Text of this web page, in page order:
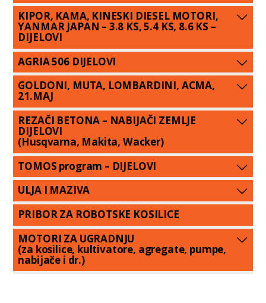
KIPOR, KAMA, KINESKI DIESEL MOTORI,
YANMAR JAPAN – 3.8 KS, 5.4 KS, 8.6 KS –
DIJELOVI
AGRIA 506 DIJELOVI
GOLDONI, MUTA, LOMBARDINI, ACMA,
21.MAJ
REZAČI BETONA – NABIJAČI ZEMLJE
DIJELOVI
(Husqvarna, Makita, Wacker)
TOMOS program – DIJELOVI
ULJA I MAZIVA
PRIBOR ZA ROBOTSKE KOSILICE
MOTORI ZA UGRADNJU
(za kosilice, kultivatore, agregate, pumpe,
nabijače i dr.)